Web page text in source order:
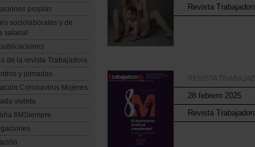
propias
sociolaborales y de
salarial
de la revista Trabajadora
y jornadas
Coronavirus Mujeres
violeta
8MSiempre
Revista
REVISTA
28 febrero 2025
Revista